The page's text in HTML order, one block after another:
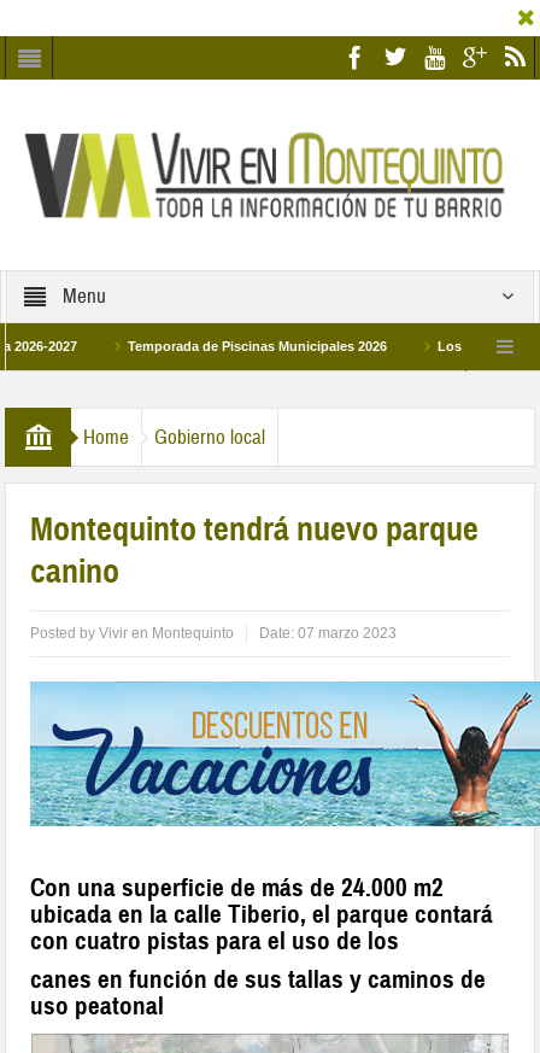
Menu
Temporada de Piscinas Municipales 2026 Los Campus de
Home Gobierno local
Montequinto tendrá nuevo parque
canino
Posted byVivir en Montequinto Date:07 marzo 2023
Con una superficie de más de 24.000 m2
ubicada en la calle Tiberio, el parque contará
con cuatro pistas para el uso de los
canes en función de sus tallas y caminos de
uso peatonal